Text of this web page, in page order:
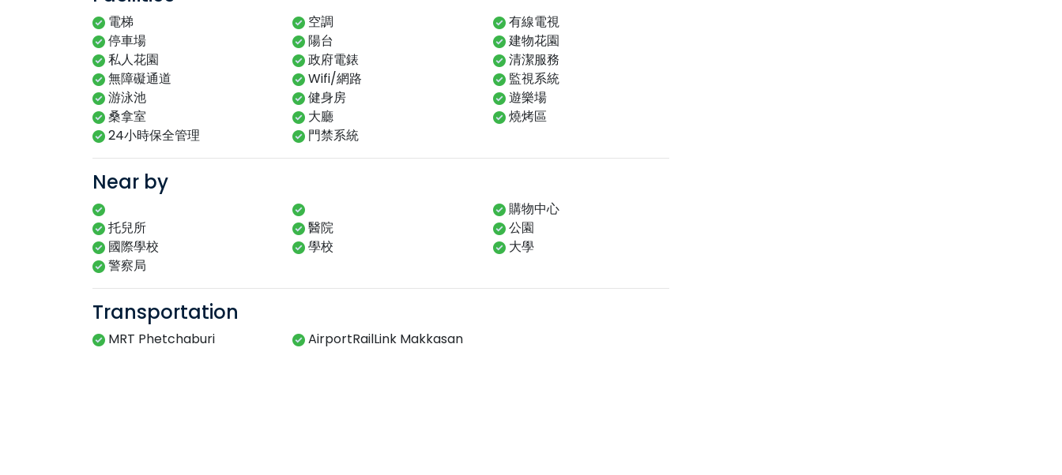
電梯 空調
有線電視
停車場
陽台
建物花園
私人花園
政府電錶
清潔服務
無障礙通道
Wifi/網路
監視系統
游泳池
健身房
遊樂場
桑拿室
大廳
燒烤區
24小時保全管理
門禁系統
Near by
購物中心
托兒所
醫院
公園
國際學校
學校
大學
警察局
Transportation
MRT Phetchaburi AirportRailLink Makkasan